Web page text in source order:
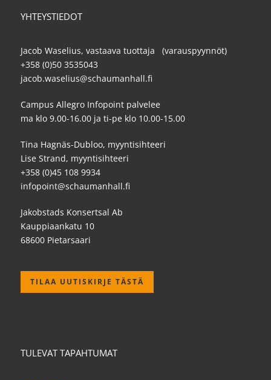
YHTEYSTIEDOT
Jacob Waselius, vastaava tuottaja (varauspyynnöt)
+358 (0)50 3535043
jacob.waselius@schaumanhall.fi
Campus Allegro Infopoint palvelee
ma klo 9.00-16.00 ja ti-pe klo 10.00-15.00
Tina Hagnäs-Dubloo, myyntisihteeri
Lise Strand, myyntisihteeri
+358 (0)45 108 9934
infopoint@schaumanhall.fi
Jakobstads Konsertsal Ab
Kauppiaankatu 10
68600 Pietarsaari
TILAA UUTISKIRJE TÄSTÄ
TULEVAT TAPAHTUMAT